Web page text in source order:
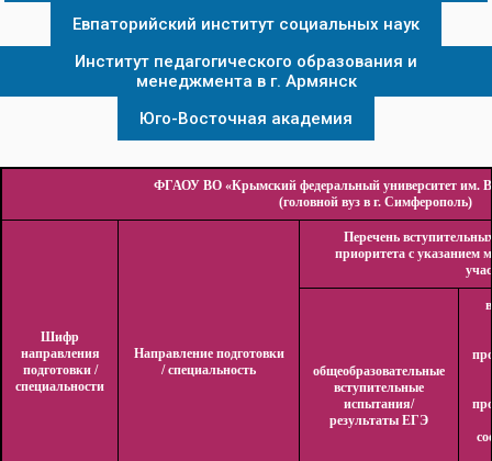
Евпаторийский институт социальных наук
Институт педагогического образования и
менеджмента в г. Армянск
Юго-Восточная академия
ФГАОУ ВО «Крымский федеральный университет им.
(головной вуз в г. Симферополь)
Шифр
направления
подготовки /
специальности
Направление подготовки
/ специальность
Перечень
приоритета с указанием
общеобразовательные
вступительные
испытания/
результаты ЕГЭ